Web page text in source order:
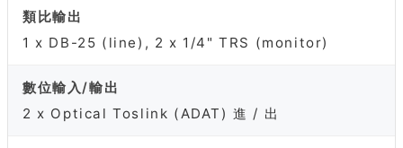
類比輸出
1 x DB-25 (line), 2 x 1/4" TRS (monitor)
數位輸入/輸出
2 x Optical Toslink (ADAT) 進 / 出